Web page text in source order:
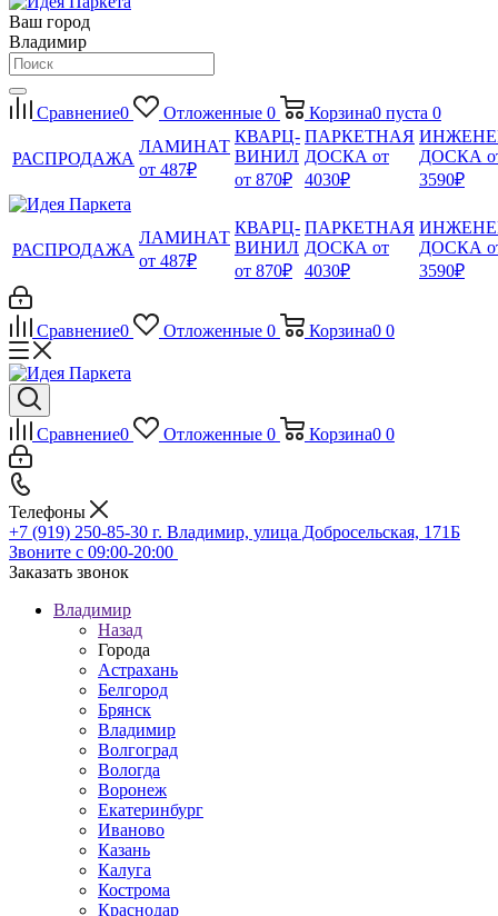
Ваш город
Владимир
Сравнение0 Отложенные 0 Корзина0 пуста 0
РАСПРОДАЖА
ЛАМИНАТ
от 487₽
КВАРЦ-
ВИНИЛ
от 870₽
ПАРКЕТНАЯ
ДОСКА от
4030₽
ДОСКА
3590₽
РАСПРОДАЖА
ЛАМИНАТ
от 487₽
КВАРЦ-
ВИНИЛ
от 870₽
ПАРКЕТНАЯ
ДОСКА от
4030₽
ДОСКА
3590₽
Сравнение0 Отложенные 0 Корзина0 0
Сравнение0 Отложенные 0 Корзина0 0
Телефоны
+7 (919) 250-85-30 г. Владимир, улица Добросельская, 171Б
Звоните с 09:00-20:00
Заказать звонок
Владимир
Назад
Города
Астрахань
Белгород
Брянск
Владимир
Волгоград
Вологда
Воронеж
Екатеринбург
Иваново
Казань
Калуга
Кострома
Краснодар